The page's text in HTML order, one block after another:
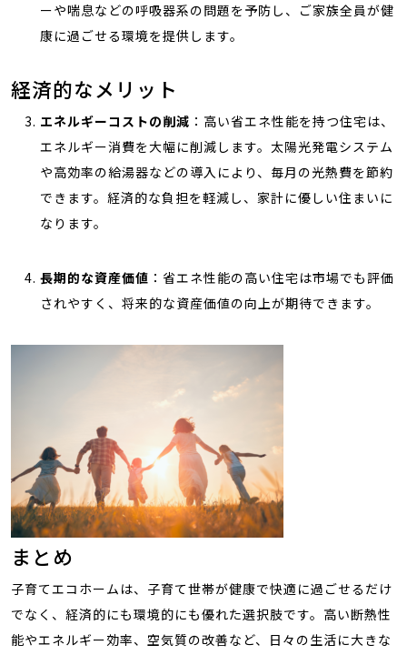
ーや喘息などの呼吸器系の問題を予防し、ご家族全員が健
康に過ごせる環境を提供します。
経済的なメリット
エネルギーコストの削減 ：高い省エネ性能を持つ住宅は、
エネルギー消費を大幅に削減します。太陽光発電システム
や高効率の給湯器などの導入により、毎月の光熱費を節約
できます。経済的な負担を軽減し、家計に優しい住まいに
なります。
長期的な資産価値 ：省エネ性能の高い住宅は市場でも評価
されやすく、将来的な資産価値の向上が期待できます。
まとめ
子育てエコホームは、子育て世帯が健康で快適に過ごせるだけ
でなく、経済的にも環境的にも優れた選択肢です。高い断熱性
能やエネルギー効率、空気質の改善など、日々の生活に大きな